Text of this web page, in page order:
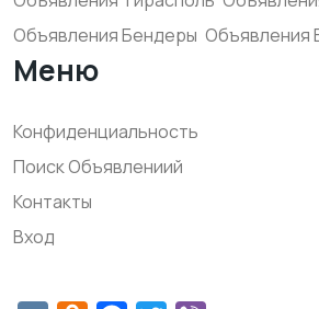
Объявления Бендеры Объявления
Меню
Конфиденциальность
Поиск Объявлениий
Контакты
Вход